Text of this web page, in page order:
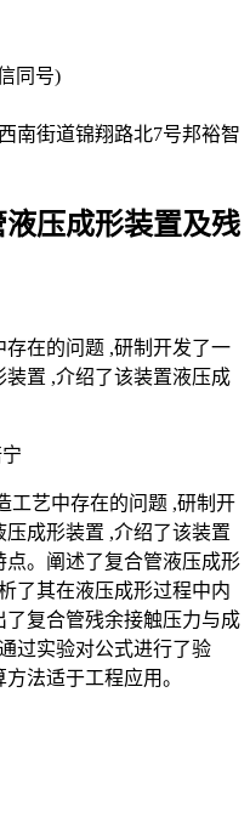
同号)
南街道锦翔路北7号邦裕智
压成形装置及残
在的问题 ,研制开发了一
置 ,介绍了该装置液压成
艺中存在的问题 ,研制开
成形装置 ,介绍了该装置
。阐述了复合管液压成形
了其在液压成形过程中内
复合管残余接触压力与成
过实验对公式进行了验
法适于工程应用。